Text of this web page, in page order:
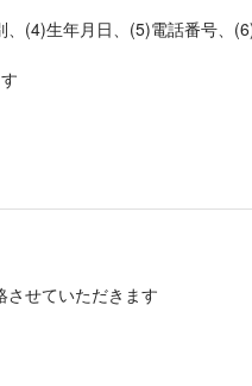
(4)生年月日、(5)電話番号、
せていただきます